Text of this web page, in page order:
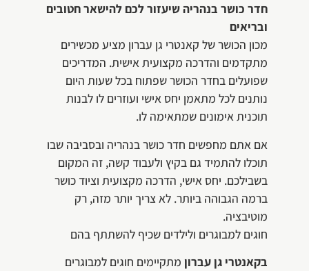
חדר כושר בנהריה שיעזור לכם להישאר חטובים
ובריאים
מכון הכושר של קאנטרי גן עברון מציע מכשירים
מתקדמים והדרכה מקצועית אישית. המדריכים
שפועלים בחדר הכושר שפתוח בכל שעות היום
נותנים לכל מתאמן יחס אישי ועוזרים לו לבנות
תוכנית אימונים שמתאימה לו.
אם אתם מחפשים חדר כושר בנהריה ובסביבה שבו
תוכלו להתמיד גם בקיץ ולעבוד קשה, זה המקום
בשבילכם. יחס אישי, הדרכה מקצועית וציוד כושר
ברמה הגבוהה ביותר. לא צריך יותר מזה, רק
מוטיבציה.
חוגים למבוגרים ולילדים שכיף להשתתף בהם
בקאנטרי גן עברון מתקיימים חוגים למבוגרים